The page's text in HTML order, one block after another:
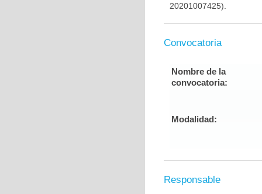
20201007425).
Convocatoria
Nombre de la
convocatoria:
Modalidad:
Responsable